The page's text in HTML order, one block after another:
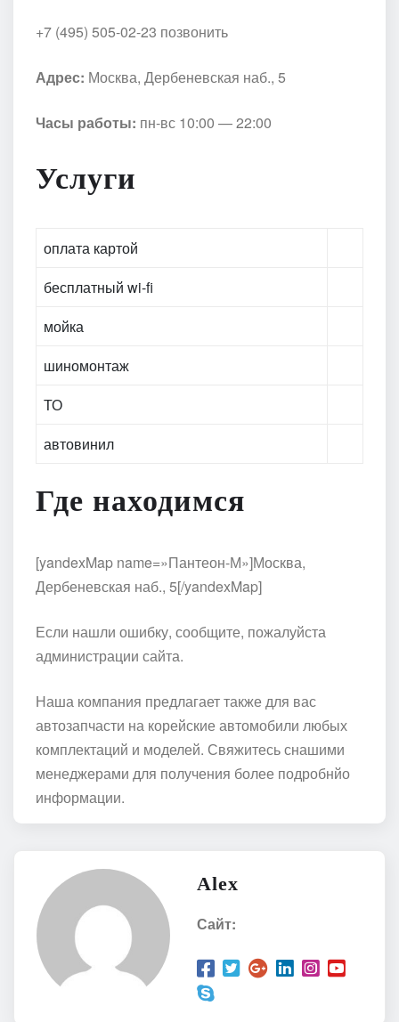
+7 (495) 505-02-23 позвонить
Адрес: Москва, Дербеневская наб., 5
Часы работы: пн-вс 10:00 — 22:00
Услуги
оплата картой
бесплатный wi-fi
мойка
шиномонтаж
ТО
автовинил
Где находимся
[yandexMap name=»Пантеон-М»]Москва,
Дербеневская наб., 5[/yandexMap]
Если нашли ошибку, сообщите, пожалуйста
администрации сайта.
Наша компания предлагает также для вас
автозапчасти на корейские автомобили любых
комплектаций и моделей. Свяжитесь снашими
менеджерами для получения более подробнйо
информации.
Alex
Сайт: